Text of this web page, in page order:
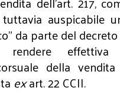
auspicabile
da parte del
della vendita
exart. 22 CCII.